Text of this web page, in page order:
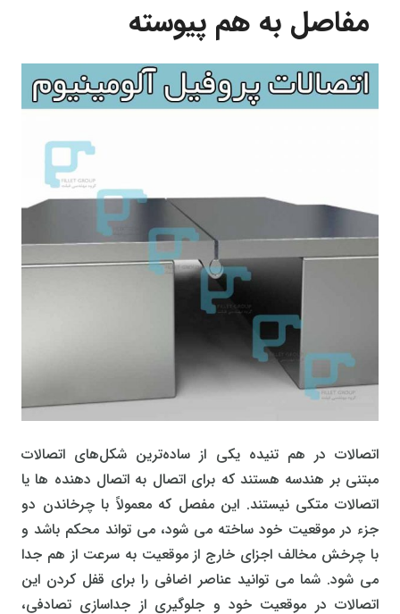
مفاصل به هم پیوسته
اتصالات در هم تنیده یکی از ساده‌ترین شکل‌های اتصالات
مبتنی بر هندسه هستند که برای اتصال به اتصال دهنده ها یا
اتصالات متکی نیستند. این مفصل که معمولاً با چرخاندن دو
جزء در موقعیت خود ساخته می شود، می تواند محکم باشد و
با چرخش مخالف اجزای خارج از موقعیت به سرعت از هم جدا
می شود. شما می توانید عناصر اضافی را برای قفل کردن این
اتصالات در موقعیت خود و جلوگیری از جداسازی تصادفی،